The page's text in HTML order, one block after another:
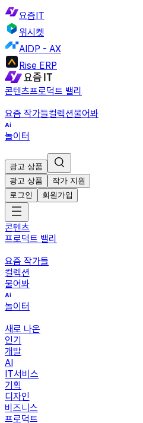
요즘IT
위시켓
AIDP - AX
Rise ERP
콘텐츠프로덕트 밸리
요즘 작가들컬렉션물어봐
놀이터
광고 상품
광고 상품
작가 지원
로그인
회원가입
콘텐츠
프로덕트 밸리
요즘 작가들
컬렉션
물어봐
놀이터
새로 나온
인기
개발
AI
IT서비스
기획
디자인
비즈니스
프로덕트